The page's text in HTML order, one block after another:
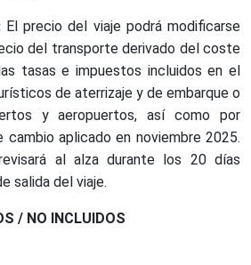
El precio del viaje podrá modificarse
del transporte derivado del coste
tasas e impuestos incluidos en el
de aterrizaje y de embarque o
y aeropuertos, así como por
aplicado en noviembre 2025.
al alza durante los 20 días
salida del viaje.
/ NO INCLUIDOS